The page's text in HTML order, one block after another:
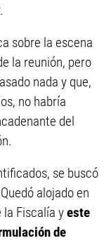
sobre la escena
la reunión, pero
nada y que,
no habría
del
se buscó
alojado en
la Fiscalía yeste
de